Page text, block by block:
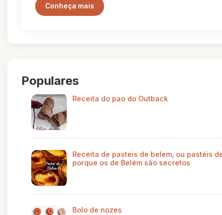
Conheça mais
Populares
Receita do pao do Outback
Receita de pasteis de belem, ou pastéis
porque os de Belém são secretos
Bolo de nozes